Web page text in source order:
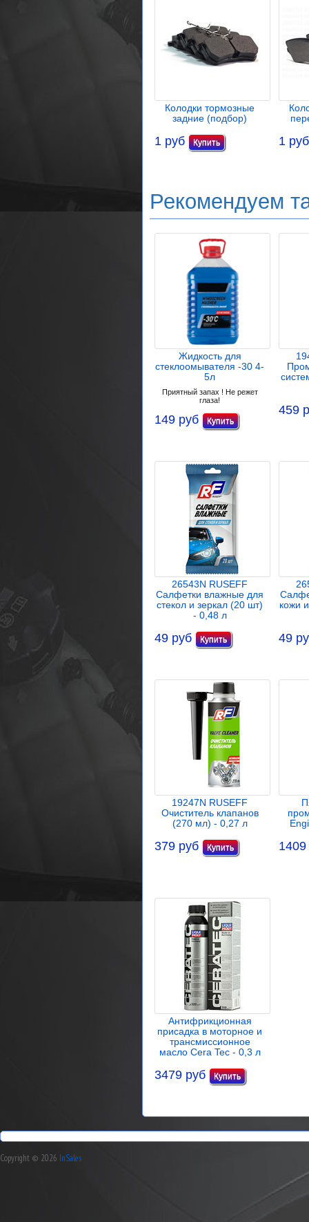
Колодки тормозные
задние (подбор)
1 руб 1 руб
Рекомендуем
Жидкость для
стеклоомывателя -30 4-
5л
Приятный запах ! Не режет
глаза!
149 руб
459
26543N RUSEFF
Салфетки влажные для
стекол и зеркал (20 шт)
- 0,48 л
49 руб
кожи
49
19247N RUSEFF
Очиститель клапанов
(270 мл) - 0,27 л
379 руб 1409
Антифрикционная
присадка в моторное и
трансмиссионное
масло Cera Tec - 0,3 л
3479 руб
Copyright © 2026 InSales